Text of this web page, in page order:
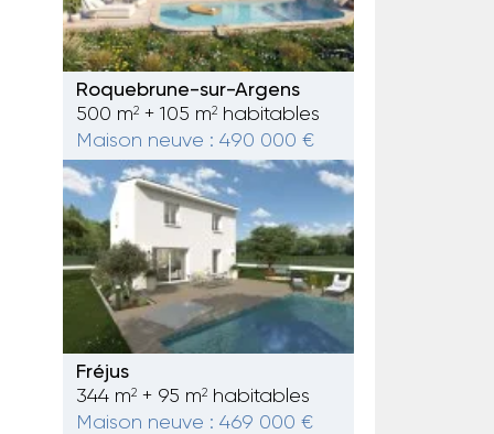
Roquebrune-sur-Argens
500 m2 + 105 m2
habitables
Maison neuve : 490 000 €
Fréjus
344 m2 + 95 m2
habitables
Maison neuve : 469 000 €